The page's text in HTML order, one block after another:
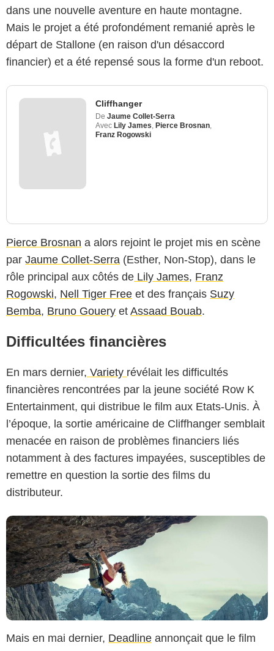
dans une nouvelle aventure en haute montagne.
Mais le projet a été profondément remanié après le
départ de Stallone (en raison d'un désaccord
financier) et a été repensé sous la forme d'un reboot.
Cliffhanger
De Jaume Collet-Serra
Avec Lily James Pierce Brosnan
Franz Rogowski
Pierce Brosnan a alors rejoint le projet mis en scène
par Jaume Collet-Serra (Esther, Non-Stop), dans le
rôle principal aux côtés de Lily James, Franz
Rogowski, Nell Tiger Free et des français Suzy
Bemba, Bruno Gouery et Assaad Bouab.
Difficultées financières
En mars dernier, Variety révélait les difficultés
financières rencontrées par la jeune société Row K
Entertainment, qui distribue le film aux Etats-Unis. À
l’époque, la sortie américaine de Cliffhanger semblait
menacée en raison de problèmes financiers liés
notamment à des factures impayées, susceptibles de
remettre en question la sortie des films du
distributeur.
Mais en mai dernier, Deadline annonçait que le film